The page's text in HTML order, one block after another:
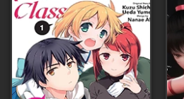
Tập 41
Tập 43
Tập 44